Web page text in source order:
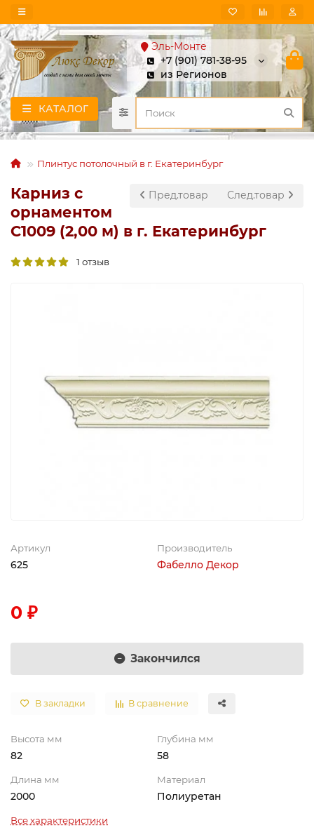
Эль-Монте
+7 (901) 781-38-95
из Регионов
КАТАЛОГ
Плинтус потолочный в г. Екатеринбург
Пред.товар След.товар
Карниз с
орнаментом
C1009 (2,00 м) в г. Екатеринбург
1 отзыв
Артикул
625
Производитель
Фабелло Декор
0 ₽
Закончился
В закладки В сравнение
Высота мм
82
Глубина мм
58
Длина мм
2000
Материал
Полиуретан
Все характеристики